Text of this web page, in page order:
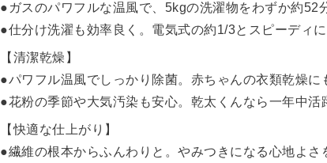
●ガスのパワフルな温風で、5kgの洗濯物をわずか約52
●仕分け洗濯も効率良く。電気式の約1/3とスピーディ
【清潔乾燥】
●パワフル温風でしっかり除菌。赤ちゃんの衣類乾燥に
●花粉の季節や大気汚染も安心。乾太くんなら一年中活
【快適な仕上がり】
●繊維の根本からふんわりと。やみつきになる心地よさ